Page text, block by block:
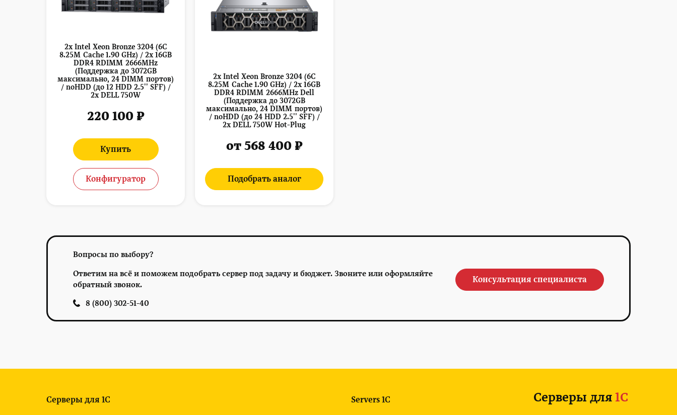
2x Intel Xeon Bronze 3204 (6C
8.25M Cache 1.90 GHz) / 2x 16GB
DDR4 RDIMM 2666MHz
(Поддержка до 3072GB
максимально, 24 DIMM портов)
/ noHDD (до 12 HDD 2.5'' SFF) /
2x DELL 750W
220 100 ₽
Купить
Конфигуратор
2x Intel Xeon Bronze 3204 (6C
8.25M Cache 1.90 GHz) / 2x 16GB
DDR4 RDIMM 2666MHz Dell
(Поддержка до 3072GB
максимально, 24 DIMM портов)
/ noHDD (до 24 HDD 2.5'' SFF) /
2x DELL 750W Hot-Plug
от 568 400 ₽
Подобрать аналог
Вопросы по выбору?
Ответим на всё и поможем подобрать сервер под задачу и бюджет. Звоните или оформляйте
обратный звонок.
8 (800) 302-51-40
Консультация специалиста
Серверы для 1С Servers 1C Серверы для 1С